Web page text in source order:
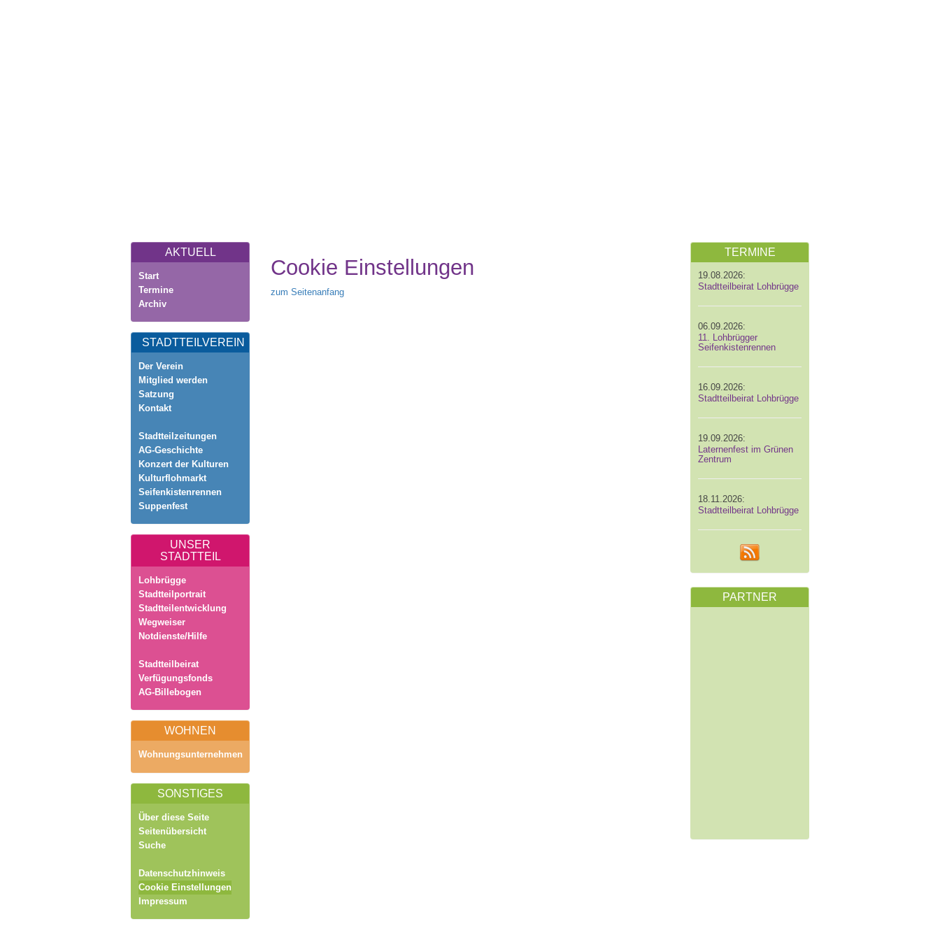
AKTUELL
Start
Termine
Archiv
STADTTEILVEREIN
Der Verein
Mitglied werden
Satzung
Kontakt
Stadtteilzeitungen
AG-Geschichte
Konzert der Kulturen
Kulturflohmarkt
Seifenkistenrennen
Suppenfest
UNSER
STADTTEIL
Lohbrügge
Stadtteilportrait
Stadtteilentwicklung
Wegweiser
Notdienste/Hilfe
Stadtteilbeirat
Verfügungsfonds
AG-Billebogen
WOHNEN
Wohnungsunternehmen
SONSTIGES
Über diese Seite
Seitenübersicht
Suche
Datenschutzhinweis
Cookie Einstellungen
Impressum
Cookie Einstellungen
zum Seitenanfang
TERMINE
19.08.2026:
Stadtteilbeirat Lohbrügge
06.09.2026:
11. Lohbrügger
Seifenkistenrennen
16.09.2026:
Stadtteilbeirat Lohbrügge
19.09.2026:
Laternenfest im Grünen
Zentrum
18.11.2026:
Stadtteilbeirat Lohbrügge
PARTNER